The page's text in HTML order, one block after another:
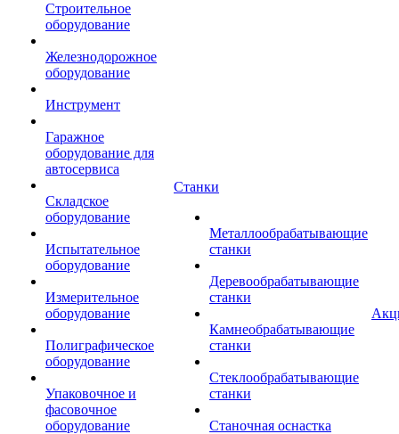
Строительное
оборудование
Железнодорожное
оборудование
Инструмент
Гаражное
оборудование для
автосервиса
Складское
оборудование
Испытательное
оборудование
Измерительное
оборудование
Полиграфическое
оборудование
Упаковочное и
фасовочное
оборудование
Станки
Металлообрабатывающие
станки
Деревообрабатывающие
станки
Камнеобрабатывающие
станки
Стеклообрабатывающие
станки
Станочная оснастка